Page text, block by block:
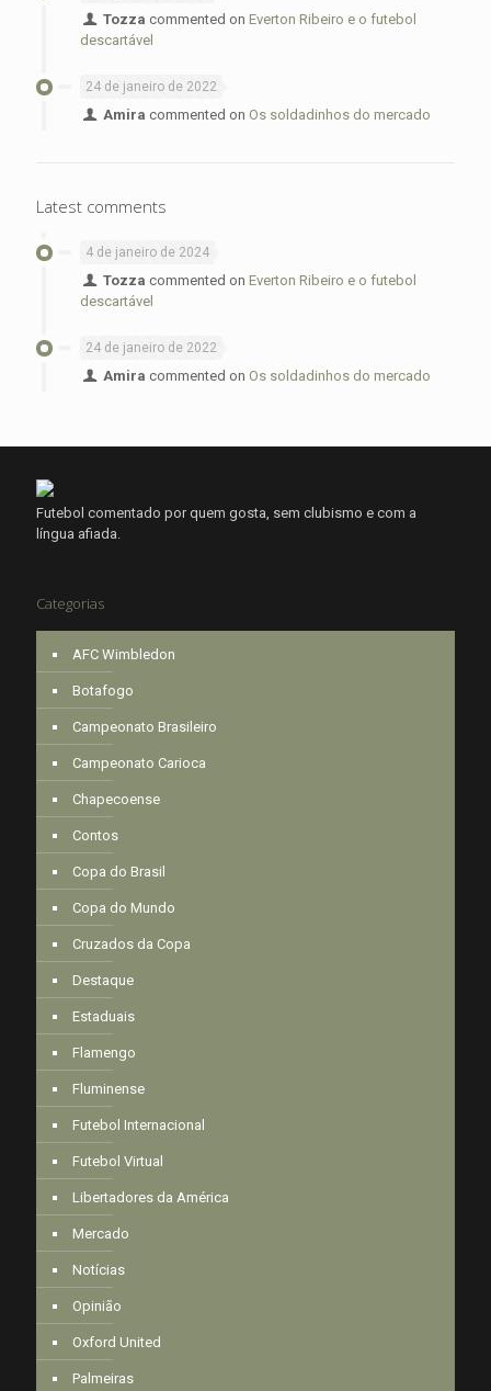
Tozza commented onEverton Ribeiro e o futebol
descartável
24 de janeiro de 2022
Amira commented onOs soldadinhos do mercado
Latest comments
4 de janeiro de 2024
Tozza commented onEverton Ribeiro e o futebol
descartável
24 de janeiro de 2022
Amira commented onOs soldadinhos do mercado
Futebol comentado por quem gosta, sem clubismo e com a
língua afiada.
Categorias
AFC Wimbledon
Botafogo
Campeonato Brasileiro
Campeonato Carioca
Chapecoense
Contos
Copa do Brasil
Copa do Mundo
Cruzados da Copa
Destaque
Estaduais
Flamengo
Fluminense
Futebol Internacional
Futebol Virtual
Libertadores da América
Mercado
Notícias
Opinião
Oxford United
Palmeiras